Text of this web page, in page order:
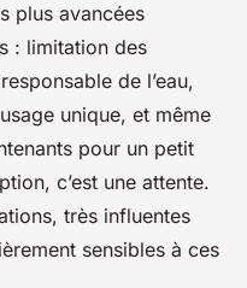
plus avancées
: limitation des
de l’eau,
unique, et même
pour un petit
c’est une attente.
très influentes
sensibles à ces